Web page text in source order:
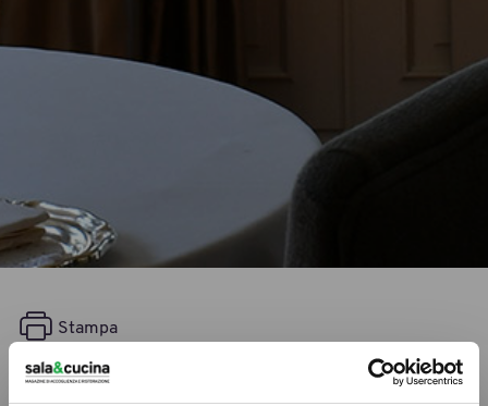
Tipiak, il Cous Cous tra storia e
Stampa